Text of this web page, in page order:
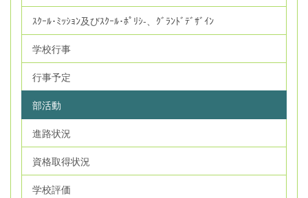
ｽｸｰﾙ･ﾐｯｼｮﾝ及びｽｸｰﾙ･ﾎﾟﾘｼ‐、ｸﾞﾗﾝﾄﾞﾃﾞｻﾞｲﾝ
学校行事
行事予定
部活動
進路状況
資格取得状況
学校評価